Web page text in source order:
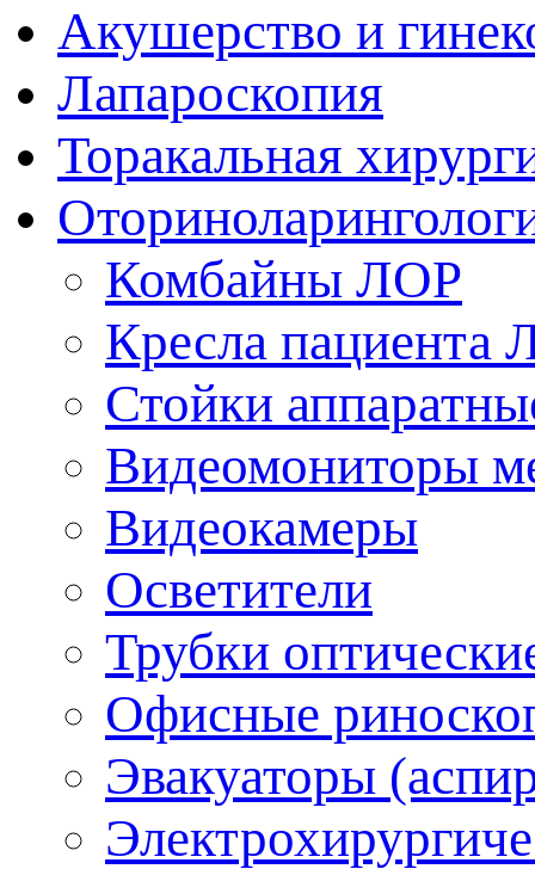
Акушерство и
Лапароскопия
Торакальная
Комбайны ЛОР
Кресла пациента
Стойки
Видеомониторы
Видеокамеры
Осветители
Трубки
Офисные
Эвакуаторы